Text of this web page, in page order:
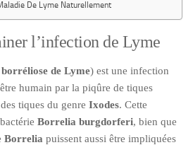
De Lyme Naturellement
l’infection de Lyme
borréliose de Lyme) est une infection
humain par la piqûre de tiques
tiques du genre Ixodes. Cette
Borrelia burgdorferi, bien que
Borrelia puissent aussi être impliquées